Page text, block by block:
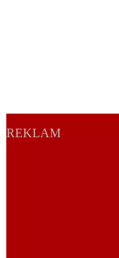
REKLAM